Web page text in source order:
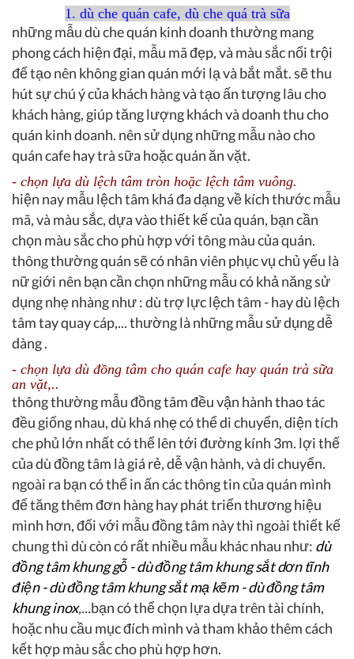
1. dù che quán cafe, dù che quá trà sữa
những mẫu dù che quán kinh doanh thường mang
phong cách hiện đại, mẫu mã đẹp, và màu sắc nổi trội
để tạo nên không gian quán mới lạ và bắt mắt. sẽ thu
hút sự chú ý của khách hàng và tạo ấn tượng lâu cho
khách hàng, giúp tăng lượng khách và doanh thu cho
quán kinh doanh. nên sử dụng những mẫu nào cho
quán cafe hay trà sữa hoặc quán ăn vặt.
- chọn lựa dù lệch tâm tròn hoặc lệch tâm vuông.
hiện nay mẫu lệch tâm khá đa dạng về kích thước mẫu
mã, và màu sắc, dựa vào thiết kế của quán, bạn cần
chọn màu sắc cho phù hợp với tông màu của quán.
thông thường quán sẽ có nhân viên phục vụ chủ yếu là
nữ giới nên bạn cần chọn những mẫu có khả năng sử
dụng nhẹ nhàng như : dù trợ lực lệch tâm - hay dù lệch
tâm tay quay cáp,... thường là những mẫu sử dụng dễ
dàng .
- chọn lựa dù đồng tâm cho quán cafe hay quán trà sữa
an vặt,..
thông thường mẫu đồng tâm đều vận hành thao tác
đều giống nhau, dù khá nhẹ có thể di chuyển, diện tích
che phủ lớn nhất có thể lên tới đường kính 3m. lợi thế
của dù đồng tâm là giá rẻ, dễ vận hành, và di chuyển.
ngoài ra bạn có thể in ấn các thông tin của quán mình
để tăng thêm đơn hàng hay phát triển thương hiệu
mình hơn, đối với mẫu đồng tâm này thì ngoài thiết kế
chung thì dù còn có rất nhiều mẫu khác nhau như: dù
đồng tâm khung gỗ - dù đồng tâm khung sắt dơn tĩnh
điện - dù đồng tâm khung sắt mạ kẽm - dù đồng tâm
khung inox,...bạn có thể chọn lựa dựa trên tài chính,
hoặc nhu cầu mục đích mình và tham khảo thêm cách
kết hợp màu sắc cho phù hợp hơn.